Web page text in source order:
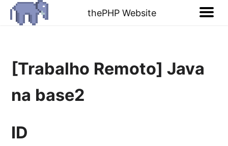
thePHP Website
[Trabalho Remoto] Java
na base2
ID